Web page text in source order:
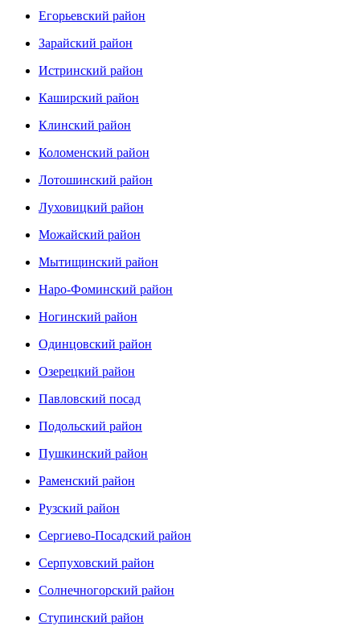
Егорьевский район
Зарайский район
Истринский район
Каширский район
Клинский район
Коломенский район
Лотошинский район
Луховицкий район
Можайский район
Мытищинский район
Наро-Фоминский район
Ногинский район
Одинцовский район
Озерецкий район
Павловский посад
Подольский район
Пушкинский район
Раменский район
Рузский район
Сергиево-Посадский район
Серпуховский район
Солнечногорский район
Ступинский район